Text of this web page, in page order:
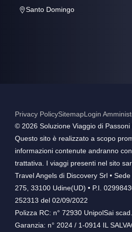
Santo Domingo
Privacy PolicySitemapLogin
©️ 2026 Soluzione Viaggio di Passoni
Questo sito è realizzato a scopo
informazioni contenute andranno
trattativa. I viaggi presenti nel sito
Travel Angels di Discovery Srl •
275, 33100 Udine(UD) • P.I.
252313 del 02/09/2022
Polizza RC: n° 72930 UnipolSai
Garanzia: n° 2024 / 1-0914 IL